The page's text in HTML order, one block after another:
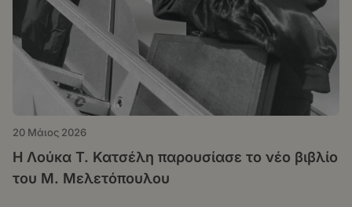
20 Μάιος 2026
Η Λούκα Τ. Κατσέλη παρουσίασε το νέο βιβλίο
του Μ. Μελετόπουλου